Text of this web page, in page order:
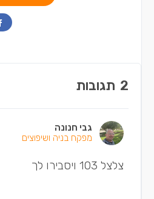
2 תגובות
גבי חנונה
מפקח בניה ושיפוצים
צלצל 103 ויסבירו לך